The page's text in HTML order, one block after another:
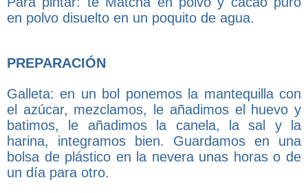
en polvo disuelto en un poquito de agua.
PREPARACIÓN
Galleta: en un bol ponemos la mantequilla con
el azúcar, mezclamos, le añadimos el huevo y
batimos, le añadimos la canela, la sal y la
harina, integramos bien. Guardamos en una
bolsa de plástico en la nevera unas horas o de
un día para otro.